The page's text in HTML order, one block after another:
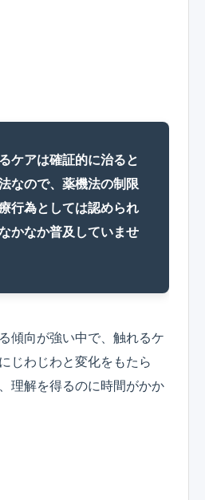
ケアは確証的に治ると
なので、薬機法の制限
行為としては認められ
かなか普及していませ
傾向が強い中で、触れるケ
じわじわと変化をもたら
理解を得るのに時間がかか